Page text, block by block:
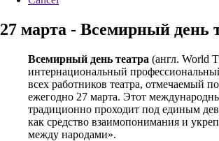
27 марта - Всемирный день
Всемирный день театра (англ. World
интернациональный
всех работников театра, отмечаемый
ежегодно 27 марта. Этот
традиционно проходит под единым
как средство взаимопонимания и
между народами».